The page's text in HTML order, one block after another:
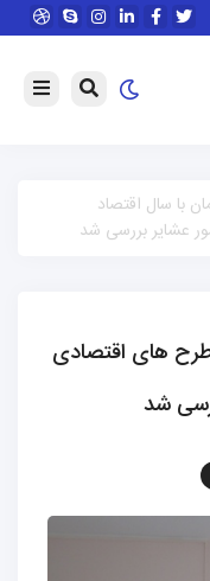
با سال اقتصاد
عشایر بررسی شد
های اقتصادی
شد